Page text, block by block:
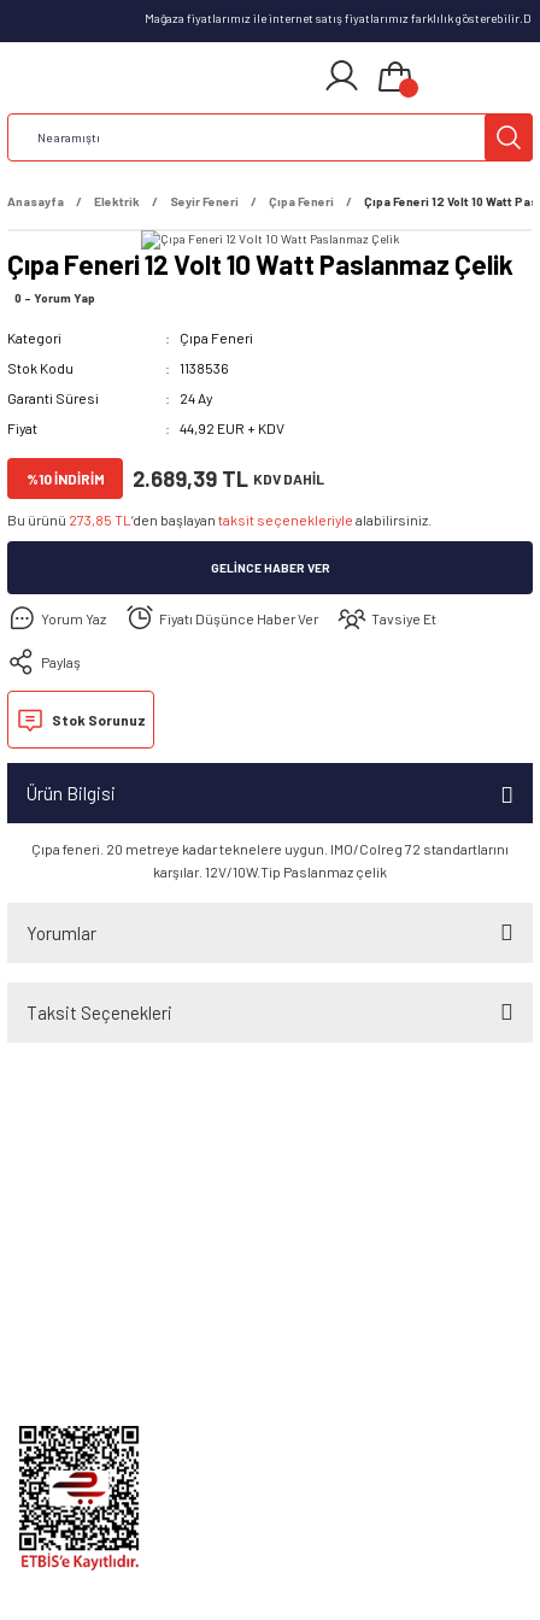
Mağaza fiyatlarımız ile internet satış fiyatlarımız farklılık
Anasayfa Elektrik Seyir Feneri Çıpa Feneri Çıpa Feneri 12 Volt 10 Watt
Çıpa Feneri 12 Volt 10 Watt Paslanmaz Çelik
0 - Yorum Yap
Kategori
Çıpa Feneri
Stok Kodu
1138536
Garanti Süresi
24 Ay
Fiyat
44,92 EUR + KDV
%10 İNDİRİM 2.689,39 TL KDV DAHİL
Bu ürünü 273,85 TL ’den başlayan taksit seçenekleriyle alabilirsiniz.
GELINCE HABER VER
Yorum Yaz Fiyatı Düşünce Haber Ver Tavsiye Et
Paylaş
Stok Sorunuz
Ürün Bilgisi
Çıpa feneri. 20 metreye kadar teknelere uygun. IMO/Colreg 72 standartlarını
karşılar. 12V/10W.Tip Paslanmaz çelik
Yorumlar
Taksit Seçenekleri